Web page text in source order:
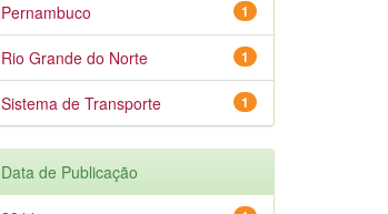
1
Pernambuco
1
Rio Grande do Norte
1
Sistema de Transporte
Data de Publicação